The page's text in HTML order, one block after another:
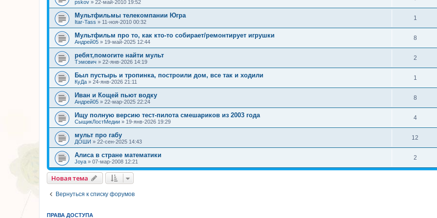
pskov » 22-май-2010 19:52
Мультфильмы телекомпании Югра
Itar-Tass » 11-ноя-2010 00:32
1
Мультфильм про то, как кто-то собирает/ремонтирует игрушки
Андрей05 » 19-май-2025 12:44
8
ребят,помогите найти мульт
Тэмович » 22-янв-2026 14:19
2
Был пустырь и тропинка, построили дом, все так и ходили
КуДа » 24-янв-2026 21:11
1
Иван и Кощей пьют водку
Андрей05 » 22-мар-2025 22:24
8
Ищу полную версию тест-пилота смешариков из 2003 года
СыщикЛостМедии » 19-янв-2026 19:29
4
мульт про габу
ДОШИ » 22-сен-2025 14:43
12
Алиса в стране математики
Joya » 07-мар-2008 12:21
2
Новая тема
Вернуться к списку форумов
ПРАВА ДОСТУПА